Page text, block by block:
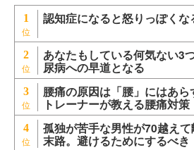
1 認知症になると怒りっぽくな
2 あなたもしている何気ない
尿病への早道となる
3 腰痛の原因は「腰」にはあ
トレーナーが教える腰痛対策
4 孤独が苦手な男性が70越え
末路。避けるためにするべき